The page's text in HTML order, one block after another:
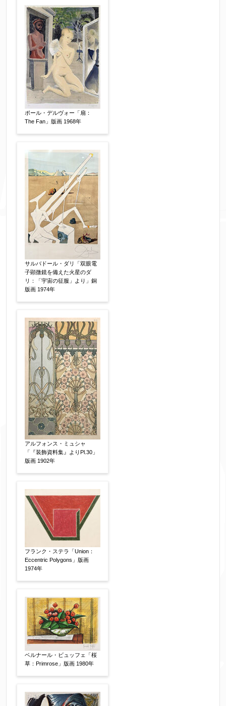
個人情報の取扱いについて、同意の上送信しま
す。（確認画面は表示されません）
同意する 【必須】
↑ 同意頂けましたらチェックを入れてくださ
い。
※データはSSL(Secure Sockets Layer)通信によ
り暗号化して送信されます。
ポール・デルヴォー「扇：
The Fan」版画 1968年
サルバドール・ダリ「双眼電
子顕微鏡を備えた火星のダ
リ：「宇宙の征服」より」銅
版画 1974年
アルフォンス・ミュシャ
「『装飾資料集』よりPl.30」
版画 1902年
フランク・ステラ「Union：
Eccentric Polygons」版画
1974年
ベルナール・ビュッフェ「桜
草：Primrose」版画 1980年